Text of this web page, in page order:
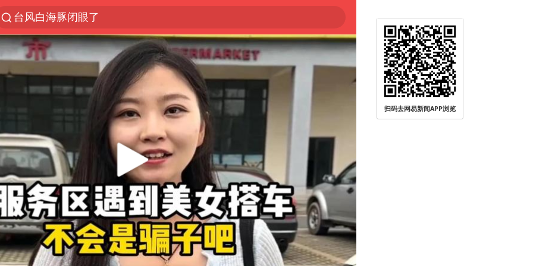
台风白海豚闭眼了
“China Cool”火了，老外爱上中国避暑游
中国东方电气集团原党组副书记、董事宋致远被查
俄黑客称掌握北约直接参与袭俄证据
浙江海事局启动Ⅰ级防台应急响应
预计“白海豚”明晚将在浙江舟山到福建福鼎一带沿海登陆
云南一地村民过火把节意外灼伤16人
泰国初中生饮弹自尽前开了26枪
用AI造出新病毒意味着什么
今年第二强台风将带来多大影响
美股创4月份以来最大单周涨幅
扫码去网易新闻APP浏览